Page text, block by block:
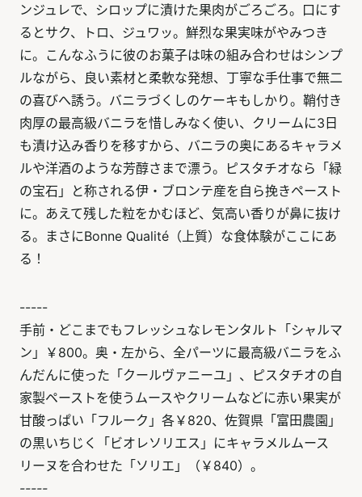
ンジュレで、シロップに漬けた果肉がごろごろ。口にす
るとサク、トロ、ジュワッ。鮮烈な果実味がやみつき
に。こんなふうに彼のお菓子は味の組み合わせはシンプ
ルながら、良い素材と柔軟な発想、丁寧な手仕事で無二
の喜びへ誘う。バニラづくしのケーキもしかり。鞘付き
肉厚の最高級バニラを惜しみなく使い、クリームに3日
も漬け込み香りを移すから、バニラの奥にあるキャラメ
ルや洋酒のような芳醇さまで漂う。ピスタチオなら「緑
の宝石」と称される伊・ブロンテ産を自ら挽きペースト
に。あえて残した粒をかむほど、気高い香りが鼻に抜け
る。まさにBonne Qualité（上質）な食体験がここにあ
る！
-----
手前・どこまでもフレッシュなレモンタルト「シャルマ
ン」￥800。奥・左から、全パーツに最高級バニラをふ
んだんに使った「クールヴァニーユ」、ピスタチオの自
家製ペーストを使うムースやクリームなどに赤い果実が
甘酸っぱい「フルーク」各￥820、佐賀県「富田農園」
の黒いちじく「ビオレソリエス」にキャラメルムース
リーヌを合わせた「ソリエ」（￥840）。
-----